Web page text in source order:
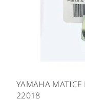
YAMAHA
22018